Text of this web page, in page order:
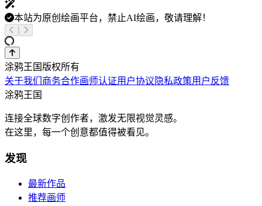
本站为原创绘画平台，禁止AI绘画，敬请理解！
涂鸦王国版权所有
关于我们 商务合作画师认证用户协议 隐私政策用户反馈
涂鸦王国
连接全球数字创作者，激发无限视觉灵感。
在这里，每一个创意都值得被看见。
发现
最新作品
推荐画师